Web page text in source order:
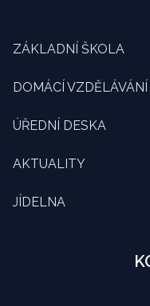
ZÁKLADNÍ ŠKOLA
DOMÁCÍ VZDĚLÁVÁNÍ
ÚŘEDNÍ DESKA
AKTUALITY
JÍDELNA